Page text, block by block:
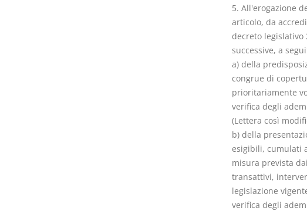
5. All'erogazione
articolo, da
decreto legislativo
successive, a
a) della
congrue di
prioritariamente
verifica degli
(Lettera così
b) della
esigibili, cumulati
misura prevista
transattivi,
legislazione
verifica degli